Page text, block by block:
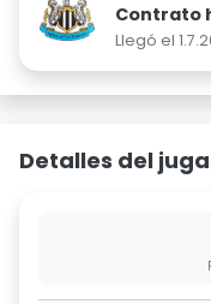
Contrato
Llegó el
Detalles del